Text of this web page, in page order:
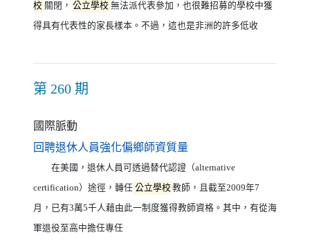
校 關閉， 公立學校 無法派代表參加，也很難招募的學校中獲
得具有代表性的家長樣本。不過，這也是非洲的許多低收
第 260 期
國際脈動
回聘退休人員強化偏鄉師資質量（另開新視窗）
在美國，退休人員可透過替代認證（alternative
certification）途徑，轉任 公立學校教師，且截至2009年7
月，已有3萬5千人藉由此一制度獲得教師資格。其中，有從海
軍退役至高中擔任專任